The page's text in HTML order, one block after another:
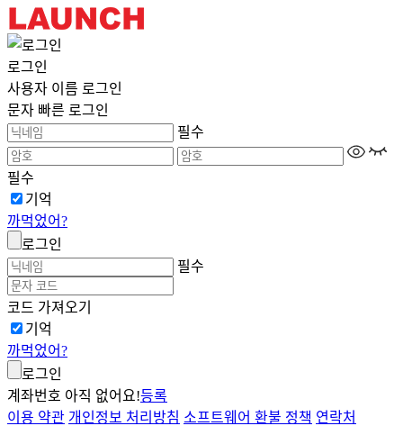
로그인
사용자 이름 로그인
문자 빠른 로그인
필수
필수
기억
까먹었어?
로그인
필수
코드 가져오기
기억
까먹었어?
로그인
계좌번호 아직 없어요!등록
이용 약관 개인정보 처리방침 소프트웨어 환불 정책 연락처